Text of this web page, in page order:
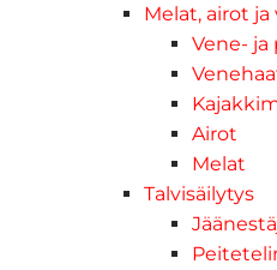
Melat, airot
Vene- ja
Airot
Melat
Talvisäilytys